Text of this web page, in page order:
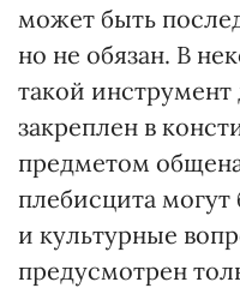
может быть
но не обязан. В
такой
закреплен в
предметом
плебисцита
и культурные
предусмотрен